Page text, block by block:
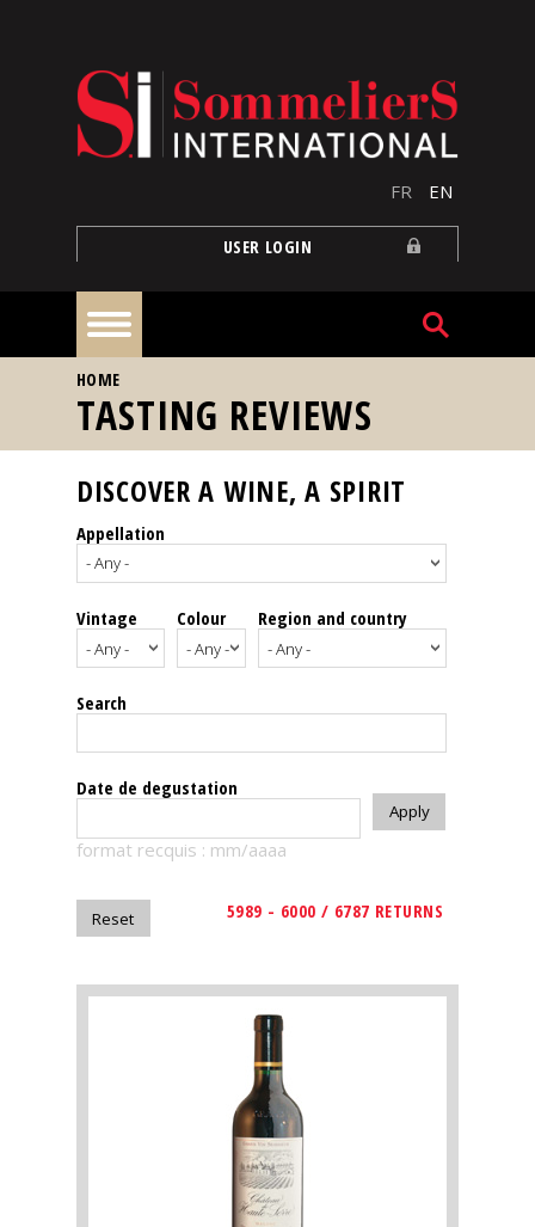
FR EN
USER LOGIN
Home
Our
events
Spirits
Tasting
reviews
The
magazine
Magazine
YOU ARE HERE
HOME
TASTING REVIEWS
DISCOVER A WINE, A SPIRIT
Appellation
Vintage Colour Region and country
Search
Date de degustation
format recquis : mm/aaaa
5989 - 6000 / 6787 RETURNS